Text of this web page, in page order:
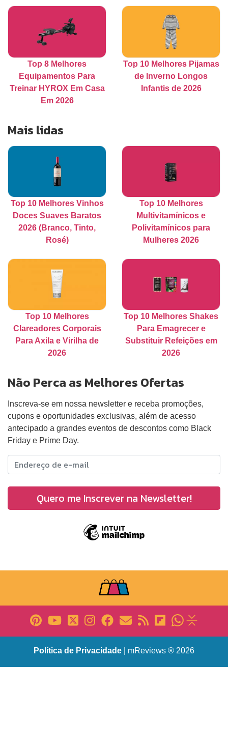
Top 8 Melhores
Equipamentos Para
Treinar HYROX Em Casa
Em 2026
Top 10 Melhores Pijamas
de Inverno Longos
Infantis de 2026
Mais lidas
Top 10 Melhores Vinhos
Doces Suaves Baratos
2026 (Branco, Tinto,
Rosé)
Top 10 Melhores
Multivitamínicos e
Polivitamínicos para
Mulheres 2026
Top 10 Melhores
Clareadores Corporais
Para Axila e Virilha de
2026
Top 10 Melhores Shakes
Para Emagrecer e
Substituir Refeições em
2026
Não Perca as Melhores Ofertas
Inscreva-se em nossa newsletter e receba promoções,
cupons e oportunidades exclusivas, além de acesso
antecipado a grandes eventos de descontos como Black
Friday e Prime Day.
Política de Privacidade | mReviews ® 2026